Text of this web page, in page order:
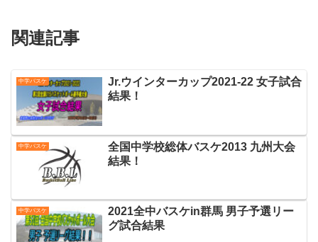
関連記事
中学バスケ
Jr.ウインターカップ2021-22 女子試合
結果！
中学バスケ
全国中学校総体バスケ2013 九州大会
結果！
中学バスケ
2021全中バスケin群馬 男子予選リー
グ試合結果